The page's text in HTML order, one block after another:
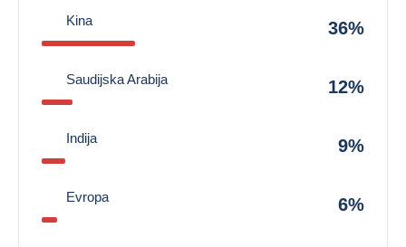
Kina 36%
Saudijska Arabija 12%
Indija 9%
Evropa 6%